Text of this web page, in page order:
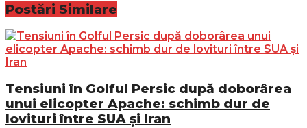
Postări Similare
Tensiuni în Golful Persic după doborârea
unui elicopter Apache: schimb dur de
lovituri între SUA și Iran